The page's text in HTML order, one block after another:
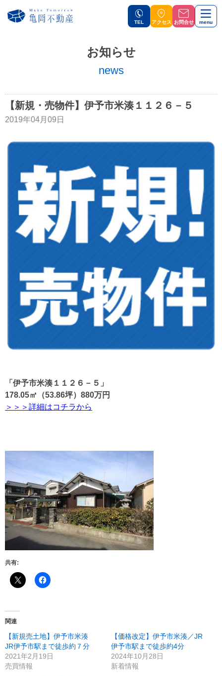
TEL アクセス お問合せ menu
お知らせ
news
【新規・売物件】伊予市米湊１１２６－５
2019年04月09日
「伊予市米湊１１２６－５」
178.05㎡（53.86坪）880万円
＞＞＞詳細はコチラから
共有:
関連
【新規売土地】伊予市米湊
JR伊予市駅まで徒歩約７分
2021年2月19日
売買情報
【価格改定】伊予市米湊／JR
伊予市駅まで徒歩約4分
2024年10月28日
新着情報